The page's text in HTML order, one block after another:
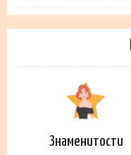
Знаменитости